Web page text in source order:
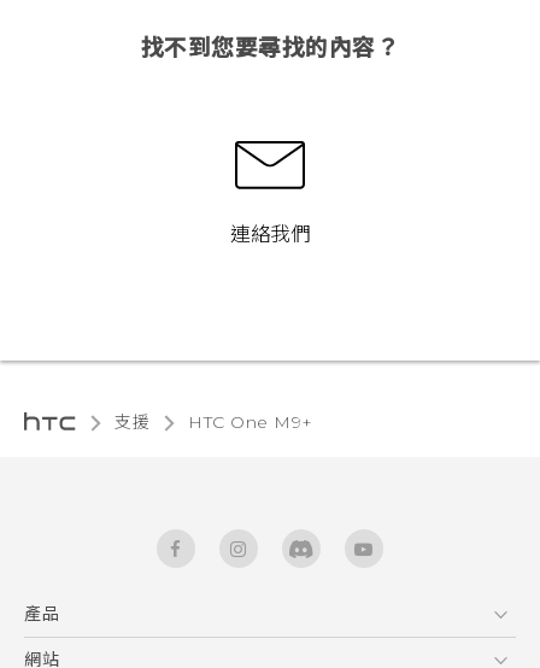
找不到您要尋找的內容？
連絡我們
支援 HTC One M9+‎
產品
5G
網站